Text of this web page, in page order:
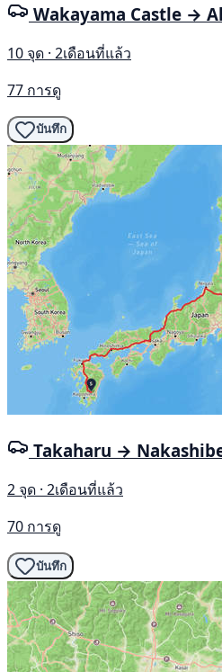
Wakayama Castle →
10 จุด · 2เดือนที่แล้ว
77 การดู
บันทึก
Takaharu →
2 จุด · 2เดือนที่แล้ว
70 การดู
บันทึก